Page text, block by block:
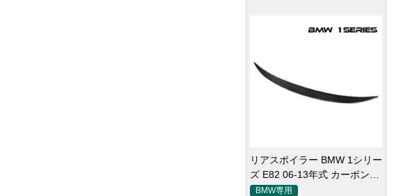
スポイラー BMW 3シリーズ
GT 14-16年式 カーボンファ
イバー リアウイング
BMW専用